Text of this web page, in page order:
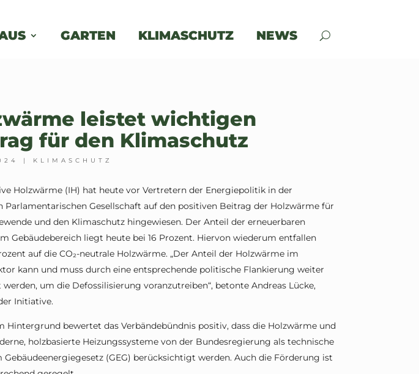
GARTEN KLIMASCHUTZ NEWS
leistet wichtigen
für den Klimaschutz
| KLIMASCHUTZ
Holzwärme (IH) hat heute vor Vertretern der Energiepolitik in der
Parlamentarischen Gesellschaft auf den positiven Beitrag der Holzwärme für
und den Klimaschutz hingewiesen. Der Anteil der erneuerbaren
Gebäudebereich liegt heute bei 16 Prozent. Hiervon wiederum entfallen
auf die CO₂-neutrale Holzwärme. „Der Anteil der Holzwärme im
kann und muss durch eine entsprechende politische Flankierung weiter
um die Defossilisierung voranzutreiben“, betonte Andreas Lücke,
Initiative.
Hintergrund bewertet das Verbändebündnis positiv, dass die Holzwärme und
holzbasierte Heizungssysteme von der Bundesregierung als technische
Gebäudeenergiegesetz (GEG) berücksichtigt werden. Auch die Förderung ist